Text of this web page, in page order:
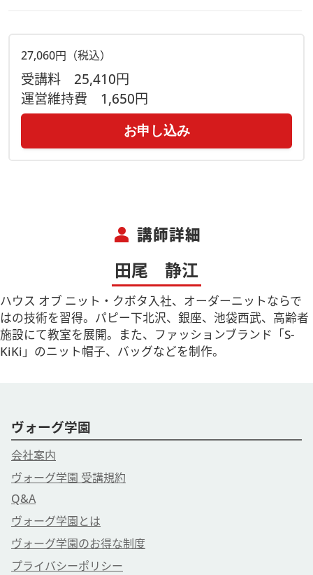
27,060円（税込）
受講料 25,410円
運営維持費 1,650円
お申し込み
person 講師詳細
田尾 静江
ハウス オブ ニット・クボタ入社、オーダーニットならで
はの技術を習得。パピー下北沢、銀座、池袋西武、高齢者
施設にて教室を展開。また、ファッションブランド「S-
KiKi」のニット帽子、バッグなどを制作。
ヴォーグ学園
会社案内
ヴォーグ学園 受講規約
Q&A
ヴォーグ学園とは
ヴォーグ学園のお得な制度
プライバシーポリシー